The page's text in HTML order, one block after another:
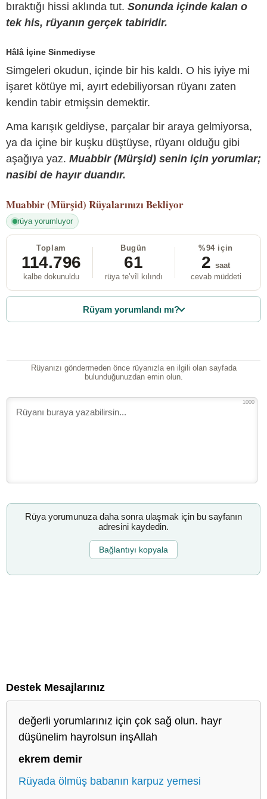
bıraktığı hissi aklında tut. Sonunda içinde kalan o
tek his, rüyanın gerçek tabiridir.
Hâlâ İçine Sinmediyse
Simgeleri okudun, içinde bir his kaldı. O his iyiye mi
işaret kötüye mi, ayırt edebiliyorsan rüyanı zaten
kendin tabir etmişsin demektir.
Ama karışık geldiyse, parçalar bir araya gelmiyorsa,
ya da içine bir kuşku düştüyse, rüyanı olduğu gibi
aşağıya yaz. Muabbir (Mürşid) senin için yorumlar;
nasibi de hayır duandır.
Muabbir (Mürşid) Rüyalarınızı Bekliyor
rüya yorumluyor
Toplam
114.796
kalbe dokunuldu
Bugün
61
rüya te’vîl kılındı
%94 için
2 saat
cevab müddeti
Rüyam yorumlandı mı?
Rüyanızı göndermeden önce rüyanızla en ilgili olan sayfada
bulunduğunuzdan emin olun.
1000
Rüya yorumunuza daha sonra ulaşmak için bu sayfanın
adresini kaydedin.
Bağlantıyı kopyala
Destek Mesajlarınız
değerli yorumlarınız için çok sağ olun. hayr
düşünelim hayrolsun inşAllah
ekrem demir
Rüyada ölmüş babanın karpuz yemesi